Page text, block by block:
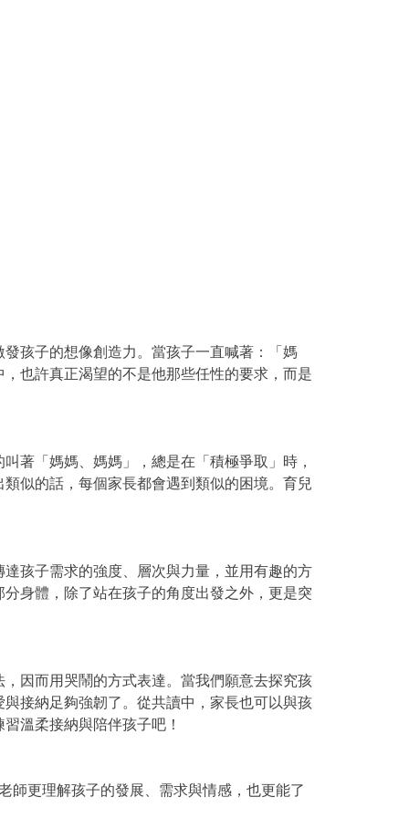
孩子的想像創造力。當孩子一直喊著：「媽
也許真正渴望的不是他那些任性的要求，而是
著「媽媽、媽媽」，總是在「積極爭取」時，
似的話，每個家長都會遇到類似的困境。育兒
孩子需求的強度、層次與力量，並用有趣的方
身體，除了站在孩子的角度出發之外，更是突
因而用哭鬧的方式表達。當我們願意去探究孩
接納足夠強韌了。從共讀中，家長也可以與孩
溫柔接納與陪伴孩子吧！
師更理解孩子的發展、需求與情感，也更能了